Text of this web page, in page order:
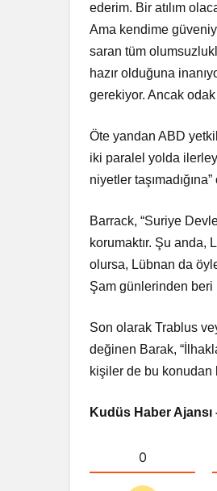
ederim. Bir atılım
Ama kendime
saran tüm
hazır olduğuna
gerekiyor. Ancak
Öte yandan ABD
iki paralel yolda
niyetler
Barrack, “Suriye
korumaktır. Şu anda,
olursa, Lübnan da
Şam günlerinden beri
Son olarak Trablus
değinen Barak,
kişiler de bu konudan
Kudüs Haber Ajansı
0